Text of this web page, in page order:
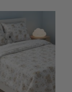
4 ЧАСТИ